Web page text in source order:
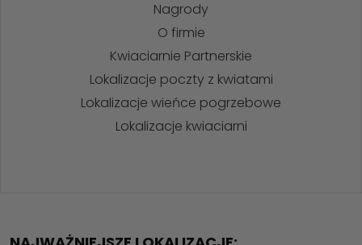
Nagrody
O firmie
Kwiaciarnie Partnerskie
Lokalizacje poczty z kwiatami
Lokalizacje wieńce pogrzebowe
Lokalizacje kwiaciarni